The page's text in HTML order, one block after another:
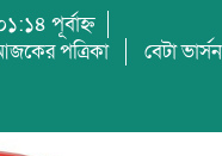
পূর্বাহ্ন
পত্রিকা বেটা ভার্সন